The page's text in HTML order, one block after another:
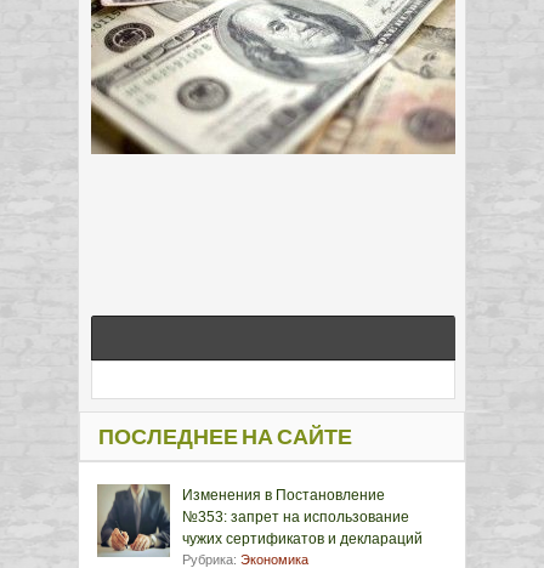
ПОСЛЕДНЕЕ НА САЙТЕ
Изменения в Постановление
№353: запрет на использование
чужих сертификатов и деклараций
Рубрика: Экономика